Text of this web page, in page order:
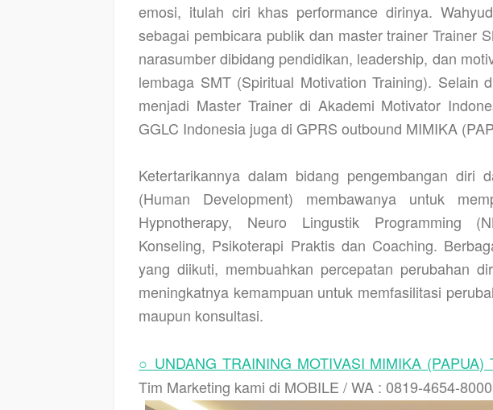
emosi, itulah ciri khas performance dirinya.
sebagai pembicara publik dan master trainer Trainer
narasumber dibidang pendidikan, leadership, dan
lembaga SMT (Spiritual Motivation Training). Selain
menjadi Master Trainer di Akademi Motivator
GGLC Indonesia juga di GPRS outbound MIMIKA
Ketertarikannya dalam bidang pengembangan diri
(Human Development) membawanya untuk
Hypnotherapy, Neuro Lingustik Programming
Konseling, Psikoterapi Praktis dan Coaching.
yang diikuti, membuahkan percepatan perubahan
meningkatnya kemampuan untuk memfasilitasi
maupun konsultasi.
○ UNDANG TRAINING MOTIVASI MIMIKA (PAPUA)
Tim Marketing kami di MOBILE / WA : 0819-4654-8000